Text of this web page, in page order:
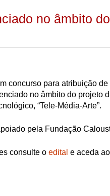
no âmbito
concurso para atribuição
no âmbito do projeto
“Tele-Média-Arte”.
pela Fundação
consulte o edital e aceda ao